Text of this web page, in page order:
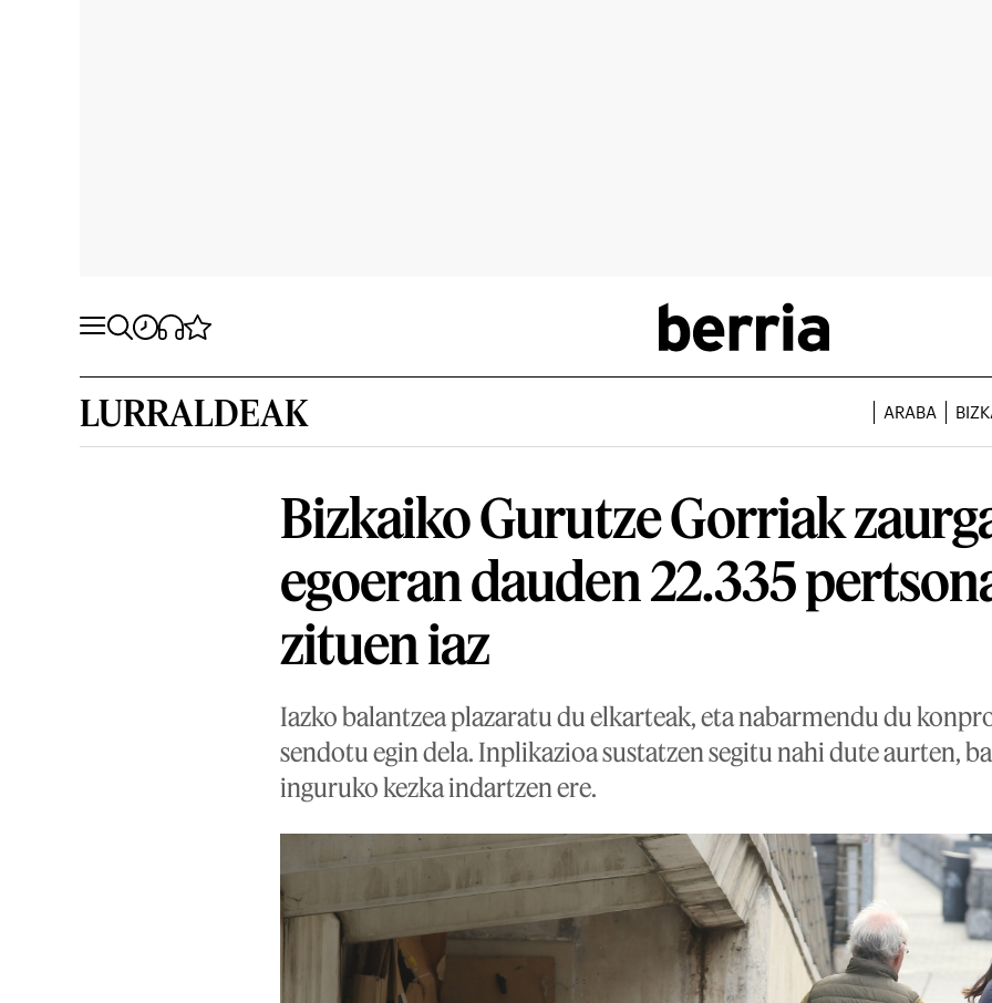
LURRALDEAK ARABA
Bizkaiko Gurutze Gorriak
egoeran dauden 22.335
zituen iaz
Iazko balantzea plazaratu du elkarteak, eta nabarmendu du
sendotu egin dela. Inplikazioa sustatzen segitu nahi dute aurten,
inguruko kezka indartzen ere.